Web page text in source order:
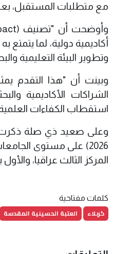
مع متطلبات المستقبل،
أكاديمية دولية، لما
وتطوير البيئة التعليمية
وبينت أن "هذا التقدم
الشراكات الأكاديمية
استقطاب الكفاءات العلمية
2026) على مستوى
المركز الثالث عراقيا،
كلمات مفتاحية
كربلاء العتبة الحسينية المقدسة